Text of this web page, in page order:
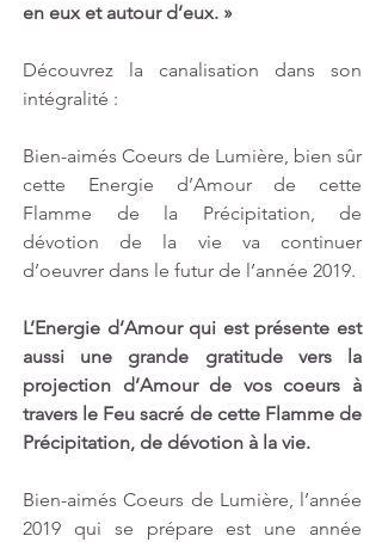
en eux et autour d’eux. »
Découvrez la canalisation dans son
intégralité :
Bien-aimés Coeurs de Lumière, bien sûr
cette Energie d’Amour de cette
Flamme de la Précipitation, de
dévotion de la vie va continuer
d’oeuvrer dans le futur de l’année 2019.
L’Energie d’Amour qui est présente est
aussi une grande gratitude vers la
projection d’Amour de vos coeurs à
travers le Feu sacré de cette Flamme de
Précipitation, de dévotion à la vie.
Bien-aimés Coeurs de Lumière, l’année
2019 qui se prépare est une année